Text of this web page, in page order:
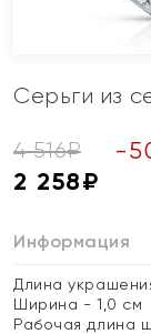
Серьги из
4 516₽ -
2 258₽
Информация
Длина
Ширина - 1,0 см
Рабочая длина